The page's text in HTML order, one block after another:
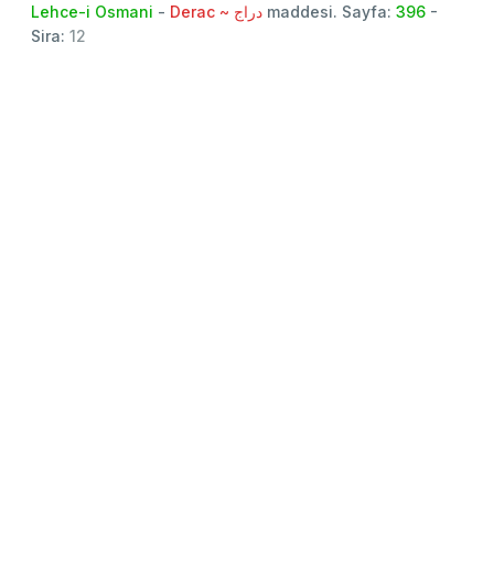
Lehce-i Osmani - Derac ~ دراج maddesi. Sayfa: 396 -
Sira: 12